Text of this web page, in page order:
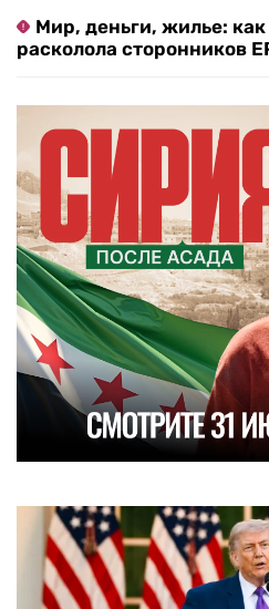
Мир, деньги, жилье:
расколола сторонников